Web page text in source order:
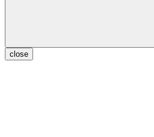
close